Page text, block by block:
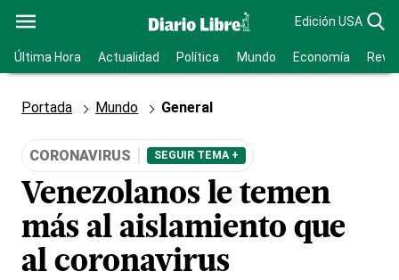
Edición USA
Última Hora Actualidad Política Mundo Economía
Portada Mundo General
CORONAVIRUS SEGUIR TEMA +
Venezolanos le temen
más al aislamiento que
al coronavirus